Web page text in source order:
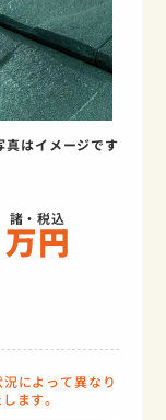
真はイメージです
円
によって異なり
ます。